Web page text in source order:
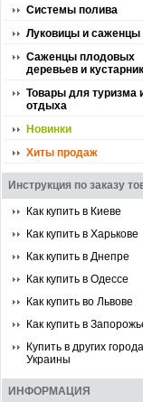
Системы полива
Луковицы и саженцы
Саженцы плодовых
деревьев и
Товары для туризма
отдыха
Новинки
Хиты продаж
Инструкция по заказу
Как купить в Киеве
Как купить в Харькове
Как купить в Днепре
Как купить в Одессе
Как купить во Львове
Как купить в
Купить в других
Украины
ИНФОРМАЦИЯ